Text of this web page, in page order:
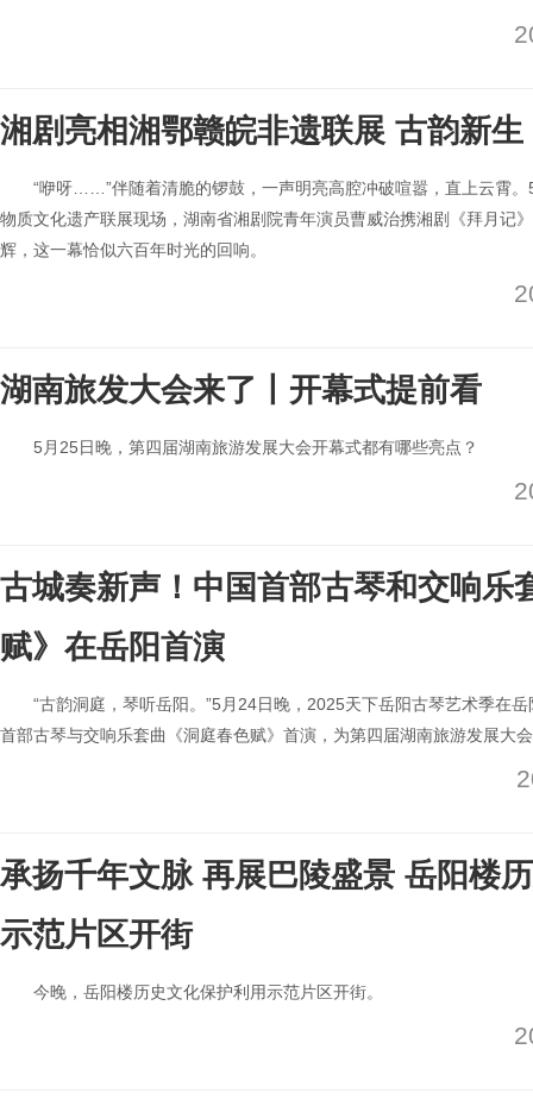
湘剧亮相湘鄂赣皖非遗联展 古韵新
“咿呀……”伴随着清脆的锣鼓，一声明亮高腔冲破喧嚣，直上云霄
物质文化遗产联展现场，湖南省湘剧院青年演员曹威治携湘剧《拜月记
辉，这一幕恰似六百年时光的回响。
湖南旅发大会来了丨开幕式提前看
5月25日晚，第四届湖南旅游发展大会开幕式都有哪些亮点？
古城奏新声！中国首部古琴和交响乐
赋》在岳阳首演
“古韵洞庭，琴听岳阳。”5月24日晚，2025天下岳阳古琴艺术季在
首部古琴与交响乐套曲《洞庭春色赋》首演，为第四届湖南旅游发展大
承扬千年文脉 再展巴陵盛景 岳阳楼
示范片区开街
今晚，岳阳楼历史文化保护利用示范片区开街。